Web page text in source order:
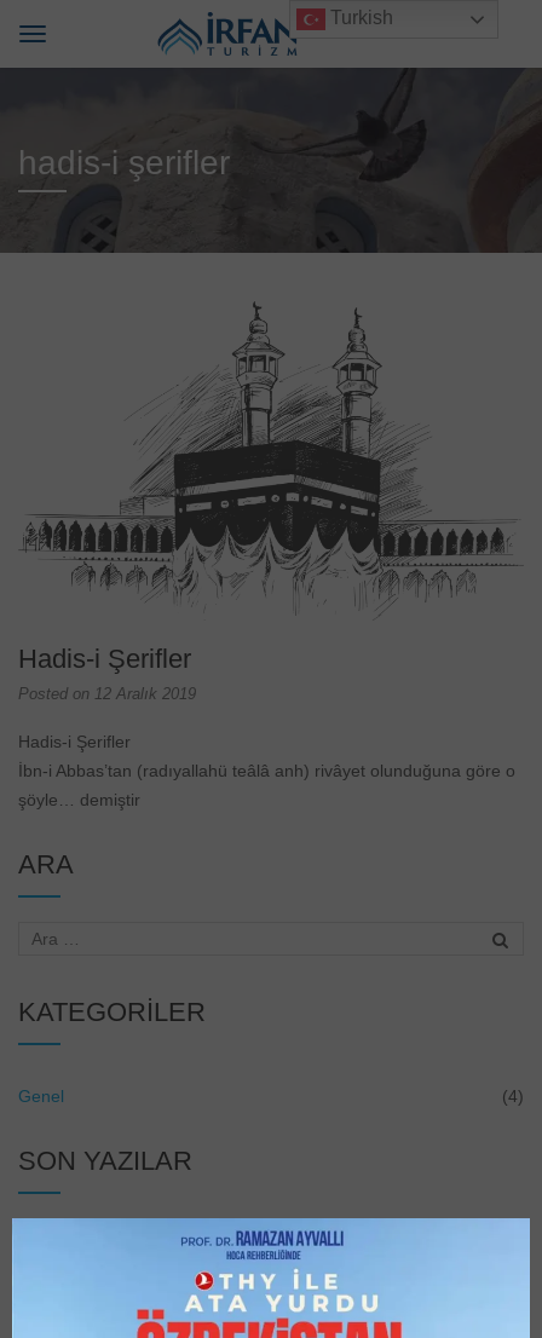
hadis-i şerifler
Hadis-i Şerifler
Posted on 12 Aralık 2019
Hadis-i Şerifler
İbn-i Abbas’tan (radıyallahü teâlâ anh) rivâyet olunduğuna göre o
şöyle… demiştir
ARA
KATEGORILER
Genel (4)
SON YAZILAR
Turkish